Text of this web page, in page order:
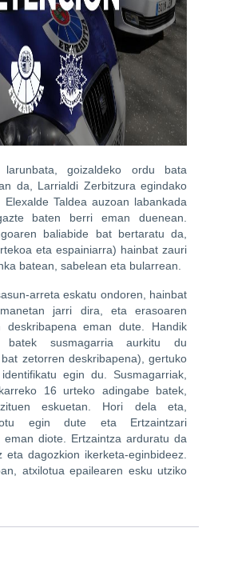
larunbata, goizaldeko ordu bata
da, Larrialdi Zerbitzura egindako
Taldea auzoan labankada
baten berri eman duenean.
baliabide bat bertaratu da,
eta espainiarra) hainbat zauri
batean, sabelean eta bularrean.
arreta eskatu ondoren, hainbat
jarri dira, eta erasoaren
deskribapena eman dute. Handik
batek susmagarria aurkitu du
zetorren deskribapena), gertuko
egin du. Susmagarriak,
16 urteko adingabe batek,
eskuetan. Hori dela eta,
egin dute eta Ertzaintzari
eman diote. Ertzaintza arduratu da
eta dagozkion ikerketa-eginbideez.
atxilotua epailearen esku utziko